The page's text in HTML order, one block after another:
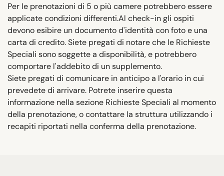
Per le prenotazioni di 5 o più camere potrebbero essere
applicate condizioni differenti.Al check-in gli ospiti
devono esibire un documento d'identità con foto e una
carta di credito. Siete pregati di notare che le Richieste
Speciali sono soggette a disponibilità, e potrebbero
comportare l'addebito di un supplemento.
Siete pregati di comunicare in anticipo a l'orario in cui
prevedete di arrivare. Potrete inserire questa
informazione nella sezione Richieste Speciali al momento
della prenotazione, o contattare la struttura utilizzando i
recapiti riportati nella conferma della prenotazione.